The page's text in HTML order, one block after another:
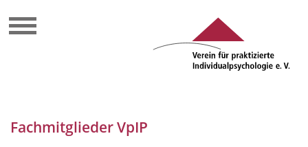
Fachmitglieder VpIP